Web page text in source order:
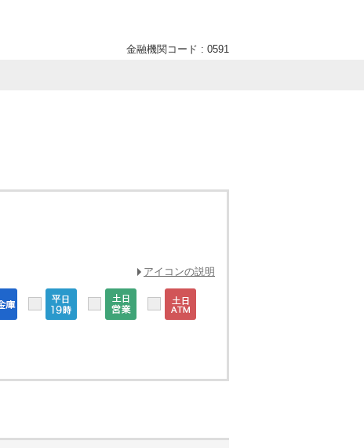
金融機関コード : 0591
アイコンの説明